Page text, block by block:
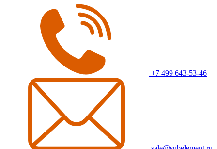
+7 499 643-53-46